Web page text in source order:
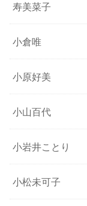
寿美菜子
小倉唯
小原好美
小山百代
小岩井ことり
小松未可子